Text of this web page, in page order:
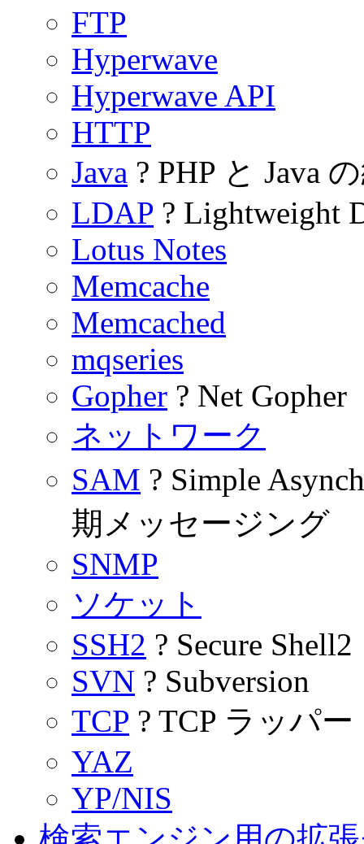
FTP
Hyperwave
Hyperwave API
HTTP
Java ? PHP と Java
LDAP ? Lightweight
Lotus Notes
Memcache
Memcached
mqseries
Gopher ? Net Gopher
ネットワーク
SAM ? Simple
期メッセージング
SNMP
ソケット
SSH2 ? Secure Shell2
SVN ? Subversion
TCP ? TCP ラッパー
YAZ
YP/NIS